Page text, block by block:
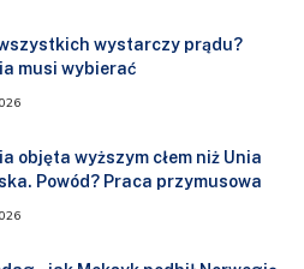
wystarczy prądu?
musi wybierać
objęta wyższym cłem niż Unia
Powód? Praca przymusowa